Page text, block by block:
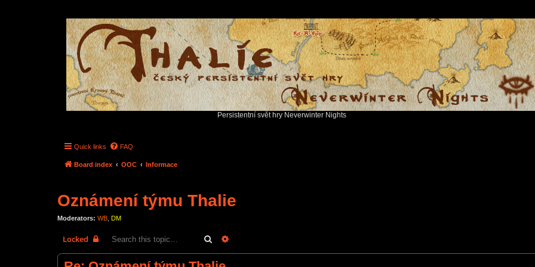
Persistentní svět hry Neverwinter Nights
Quick links FAQ
Board index OOC Informace
Oznámení týmu Thalie
Moderators: WB DM
Locked Search